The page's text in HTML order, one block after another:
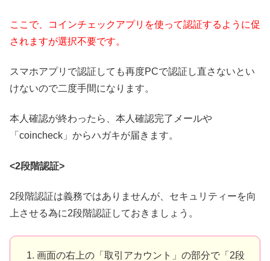
ここで、コインチェックアプリを使って認証するように促
されますが選択不要です。
スマホアプリで認証しても再度PCで認証し直さないとい
けないので二度手間になります。
本人確認が終わったら、本人確認完了メールや
「coincheck」からハガキが届きます。
<2段階認証>
2段階認証は義務ではありませんが、セキュリティーを向
上させる為に2段階認証しておきましょう。
画面の右上の「取引アカウント」の部分で「2段